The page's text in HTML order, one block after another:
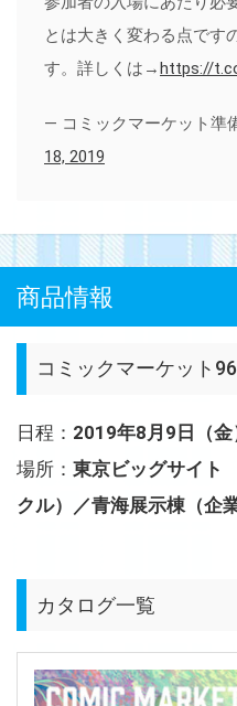
とは大きく変わる点です
す。詳しくは→https://
— コミックマーケット準
18, 2019
商品情報
コミックマーケット
日程： 2019年8月9日（金
場所： 東京ビッグサイト
クル）／青海展示棟（企
カタログ一覧